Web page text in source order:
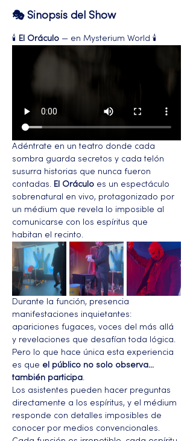
🎭 Sinopsis del Show
🕯️ El Oráculo — en Mysterium World 🕯️
Adéntrate en un teatro donde cada
sombra guarda secretos y cada telón
susurra historias que nunca fueron
contadas.
El Oráculo es un espectáculo
sobrenatural en vivo, protagonizado por
un médium que revela lo imposible al
comunicarse con los espíritus que
habitan el recinto.
Durante la función, presencia
manifestaciones inquietantes:
apariciones fugaces, voces del más allá
y revelaciones que desafían toda lógica.
Pero lo que hace única esta experiencia
es que el público no solo observa…
también participa
Los asistentes pueden hacer preguntas
directamente a los espíritus, y el médium
responde con detalles imposibles de
conocer por medios convencionales.